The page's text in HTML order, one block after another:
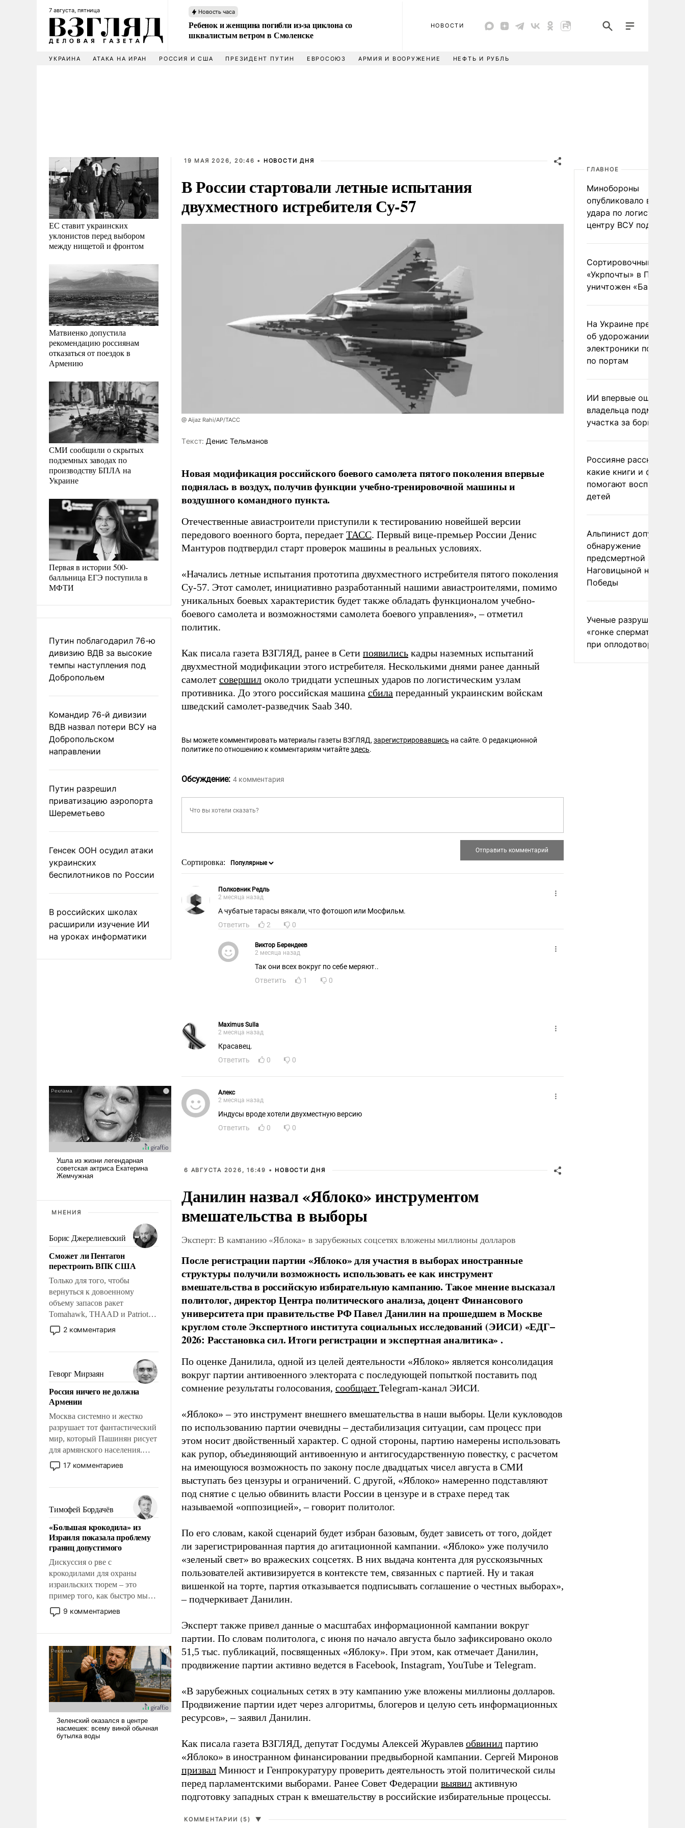
7 августа, пятница Новость часа
Ребенок и женщина погибли из-за циклона со
шквалистым ветром в Смоленске
НОВОСТИ
УКРАИНА АТАКА НА ИРАН РОССИЯ И США ПРЕЗИДЕНТ ПУТИН ЕВРОСОЮЗ АРМИЯ И ВООРУЖЕНИЕ НЕФТЬ И РУБЛЬ
ЕС ставит украинских
уклонистов перед выбором
между нищетой и фронтом
Матвиенко допустила
рекомендацию россиянам
отказаться от поездок в
Армению
СМИ сообщили о скрытых
подземных заводах по
производству БПЛА на
Украине
Первая в истории 500-
балльница ЕГЭ поступила в
МФТИ
Путин поблагодарил 76-ю
дивизию ВДВ за высокие
темпы наступления под
Добропольем
Командир 76-й дивизии
ВДВ назвал потери ВСУ на
Добропольском
направлении
Путин разрешил
приватизацию аэропорта
Шереметьево
Генсек ООН осудил атаки
украинских
беспилотников по России
В российских школах
расширили изучение ИИ
на уроках информатики
МНЕНИЯ
Борис Джерелиевский
Сможет ли Пентагон
перестроить ВПК США
Только для того, чтобы
вернуться к довоенному
объему запасов ракет
Tomahawk, THAAD и Patriot
США потребуется более трех
лет. Даже небольшая война с
Сложившаяся ситуация
означает многолетний период
уязвимости США, например,
перед Китаем.
2 комментария
Геворг Мирзаян
Россия ничего не должна
Армении
Москва системно и жестко
разрушает тот фантастический
мир, который Пашинян рисует
для армянского населения.
Мир, где политические
прожекты будут безусловно
налогоплательщиков и где
Еревану за свои поступки не
нужно отвечать.
17 комментариев
Тимофей Бордачёв
«Большая крокодила» из
Израиля показала проблему
границ допустимого
Дискуссия о рве с
крокодилами для охраны
израильских тюрем – это
пример того, как быстро мы
двигаемся по пути
революционных изменений.
псевдонаучной фантастики,
стало всерьез обсуждаемой
идеей.
9 комментариев
19 МАЯ 2026, 20:46 • НОВОСТИ ДНЯ
В России стартовали летные испытания
двухместного истребителя Су-57
@ Aijaz Rahi/AP/ТАСС
Tекст: Денис Тельманов
Новая модификация российского боевого самолета пятого поколения впервые
поднялась в воздух, получив функции учебно-тренировочной машины и
воздушного командного пункта.
Отечественные авиастроители приступили к тестированию новейшей версии
передового военного борта, передает ТАСС. Первый вице-премьер России Денис
Мантуров подтвердил старт проверок машины в реальных условиях.
«Начались летные испытания прототипа двухместного истребителя пятого поколения
Су-57. Этот самолет, инициативно разработанный нашими авиастроителями, помимо
уникальных боевых характеристик будет также обладать функционалом учебно-
боевого самолета и возможностями самолета боевого управления», – отметил
политик.
Как писала газета ВЗГЛЯД, ранее в Сети появились кадры наземных испытаний
двухместной модификации этого истребителя. Несколькими днями ранее данный
самолет совершил около тридцати успешных ударов по логистическим узлам
противника. До этого российская машина сбила переданный украинским войскам
шведский самолет-разведчик Saab 340.
Вы можете комментировать материалы газеты ВЗГЛЯД,зарегистрировавшись на сайте. О редакционной
политике по отношению к комментариям читайтездесь.
Обсуждение: 4 комментария
Сортировка:
Полковник Редль
2 месяца назад
А чубатые тарасы вякали, что фотошоп или Мосфильм.
Ответить
2 0
Виктор Берендеев
2 месяца назад
Так они всех вокруг по себе меряют..
Ответить
1 0
Maximus Sulla
2 месяца назад
Красавец.
Ответить
0 0
Алекс
2 месяца назад
Индусы вроде хотели двухместную версию
Ответить
0 0
6 АВГУСТА 2026, 16:49 • НОВОСТИ ДНЯ
Данилин назвал «Яблоко» инструментом
вмешательства в выборы
Эксперт: В кампанию «Яблока» в зарубежных соцсетях вложены миллионы долларов
После регистрации партии «Яблоко» для участия в выборах иностранные
структуры получили возможность использовать ее как инструмент
вмешательства в российскую избирательную кампанию. Такое мнение высказал
политолог, директор Центра политического анализа, доцент Финансового
университета при правительстве РФ Павел Данилин на прошедшем в Москве
круглом столе Экспертного института социальных исследований (ЭИСИ) «ЕДГ–
2026: Расстановка сил. Итоги регистрации и экспертная аналитика» .
По оценке Данилила, одной из целей деятельности «Яблоко» является консолидация
вокруг партии антивоенного электората с последующей попыткой поставить под
сомнение результаты голосования, сообщает Telegram-канал ЭИСИ.
«Яблоко» – это инструмент внешнего вмешательства в наши выборы. Цели кукловодов
по использованию партии очевидны – дестабилизация ситуации, сам процесс при
этом носит двойственный характер. С одной стороны, партию намерены использовать
как рупор, объединяющий антивоенную и антигосударственную повестку, с расчетом
на имеющуюся возможность по закону после двадцатых чисел августа в СМИ
выступать без цензуры и ограничений. С другой, «Яблоко» намеренно подставляют
под снятие с целью обвинить власти России в цензуре и в страхе перед так
называемой «оппозицией», – говорит политолог.
По его словам, какой сценарий будет избран базовым, будет зависеть от того, дойдет
ли зарегистрированная партия до агитационной кампании. «Яблоко» уже получило
«зеленый свет» во вражеских соцсетях. В них выдача контента для русскоязычных
пользователей активизируется в контексте тем, связанных с партией. Ну и такая
вишенкой на торте, партия отказывается подписывать соглашение о честных выборах»,
– подчеркивает Данилин.
Эксперт также привел данные о масштабах информационной кампании вокруг
партии. По словам политолога, с июня по начало августа было зафиксировано около
51,5 тыс. публикаций, посвященных «Яблоку». При этом, как отмечает Данилин,
продвижение партии активно ведется в Facebook, Instagram, YouTube и Telegram.
«В зарубежных социальных сетях в эту кампанию уже вложены миллионы долларов.
Продвижение партии идет через алгоритмы, блогеров и целую сеть информационных
ресурсов», – заявил Данилин.
Как писала газета ВЗГЛЯД, депутат Госдумы Алексей Журавлев обвинил партию
«Яблоко» в иностранном финансировании предвыборной кампании. Сергей Миронов
призвал Минюст и Генпрокуратуру проверить деятельность этой политической силы
перед парламентскими выборами. Ранее Совет Федерации выявил активную
подготовку западных стран к вмешательству в российские избирательные процессы.
КОММЕНТАРИИ (5) ▼
ГЛАВНОЕ
Минобороны
опубликовало видео
удара по
центру ВСУ под Киевом
Сортировочный пункт
«Укрпочты» в
уничтожен
На Украине
об удорожании
электроники после
по портам
ИИ впервые
владельца
участка за борщевик
Россияне рассказали,
какие книги и фильмы
помогают воспитывать
детей
Альпинист допустил
обнаружение
предсмертной записки
Наговицыной на пике
Победы
Ученые разрушили миф
«гонке
при оплодотворении